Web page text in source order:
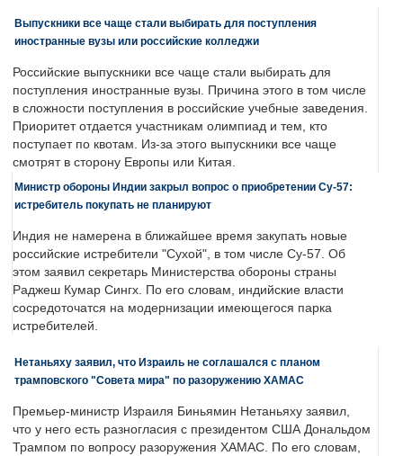
Выпускники все чаще стали выбирать для поступления
иностранные вузы или российские колледжи
Российские выпускники все чаще стали выбирать для
поступления иностранные вузы. Причина этого в том числе
в сложности поступления в российские учебные заведения.
Приоритет отдается участникам олимпиад и тем, кто
поступает по квотам. Из-за этого выпускники все чаще
смотрят в сторону Европы или Китая.
Министр обороны Индии закрыл вопрос о приобретении Су-57:
истребитель покупать не планируют
Индия не намерена в ближайшее время закупать новые
российские истребители "Сухой", в том числе Су-57. Об
этом заявил секретарь Министерства обороны страны
Раджеш Кумар Сингх. По его словам, индийские власти
сосредоточатся на модернизации имеющегося парка
истребителей.
Нетаньяху заявил, что Израиль не соглашался с планом
трамповского "Совета мира" по разоружению ХАМАС
Премьер-министр Израиля Биньямин Нетаньяху заявил,
что у него есть разногласия с президентом США Дональдом
Трампом по вопросу разоружения ХАМАС. По его словам,